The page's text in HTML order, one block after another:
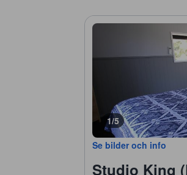
1/5
Se bilder och info
Studio King